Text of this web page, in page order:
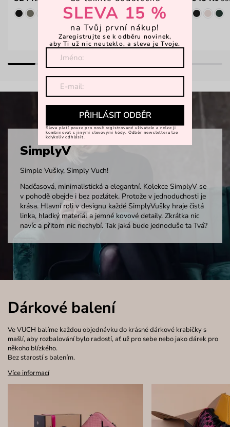
SimplyV
Simple Vušky, Simply Vuch!
Nadčasová, minimalistická a elegantní. Kolekce SimplyV se
v pohodě obejde i bez pozlátek. Protože v jednoduchosti je
krása. Hlavní roli v designu každé SimplyVušky hraje čistá
linka, hladký materiál a jemné kovové detaily. Zkrátka nic
navíc a přitom nic nechybí. Tak jaká bude jednoduše ta Tvá?
Dárkové balení
Ve VUCH balíme každou objednávku do krásné dárkové krabičky s
mašlí, aby rozbalování bylo radostí, ať už pro sebe nebo jako dárek pro
někoho blízkého.
Bez starostí s balením.
Více informací
SLEVA 15 %
na Tvůj první nákup!
Zaregistrujte se k odběru novinek,
aby Ti už nic neuteklo, a sleva je Tvoje.
PŘIHLÁSIT ODBĚR
Sleva platí pouze pro nově registrované uživatele a nelze ji
kombinovat s jinými slevovými kódy. Odběr newsletteru lze
kdykoliv odhlásit.